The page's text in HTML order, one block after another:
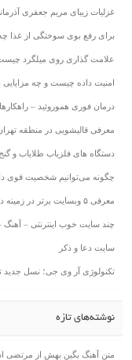
غزلیات زیبای مریم جعفری
برای رفع بوی سوختگی از غذا چه
علامت گذاری روی میلگرد
امنیت داده چیست و چه مزایایی
درمان فوری هموروئید –
معرفی قالیشویی در منطقه
دستگاه‌ های فلزیاب طلایاب و
چگونه می‌توانیم شخصیت قوی
معرفی ۵ وبسایت برتر در زمینه دندانپزشکی، پزشکی،گردشگری و ورزشی
چند سایت خوب اینترنتی –
سایت دعا و ذکر
تکنولوژی آر وی جی؛ نسل جدید
نوشته‌های تازه
متن آهنگ بگین بهش از مرتضی